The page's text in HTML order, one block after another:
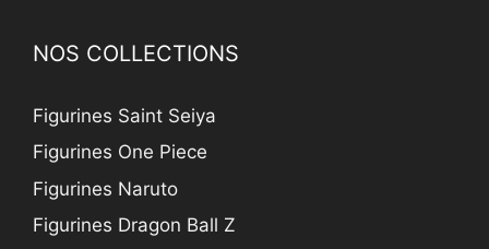
NOS COLLECTIONS
Figurines Saint Seiya
Figurines One Piece
Figurines Naruto
Figurines Dragon Ball Z